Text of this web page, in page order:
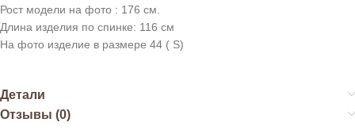
Рост модели на фото : 176 см.
Длина изделия по спинке: 116 см
На фото изделие в размере 44 ( S)
Детали
Отзывы (0)